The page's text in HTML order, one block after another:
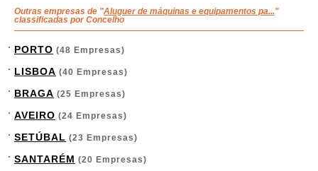
Outras empresas de "Aluguer de máquinas e equipamentos pa..."
classificadas por Concelho
PORTO (48 Empresas)
LISBOA (40 Empresas)
BRAGA (25 Empresas)
AVEIRO (24 Empresas)
SETÚBAL (23 Empresas)
SANTARÉM (20 Empresas)